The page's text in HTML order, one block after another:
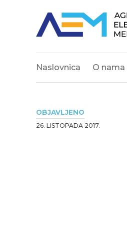
Naslovnica O nama
OBJAVLJENO
26. LISTOPADA 2017.